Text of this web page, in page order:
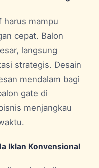
harus mampu
cepat. Balon
langsung
strategis. Desain
mendalam bagi
gate di
menjangkau
Iklan Konvensional